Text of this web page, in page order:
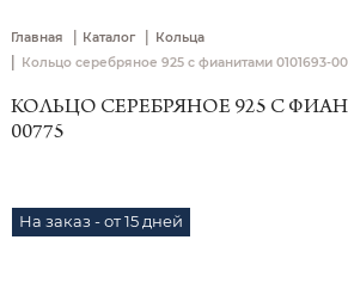
Главная | Каталог | Кольца
| Кольцо серебряное 925 с фианитами 0101693-
КОЛЬЦО СЕРЕБРЯНОЕ 925 С
00775
На заказ - от 15 дней